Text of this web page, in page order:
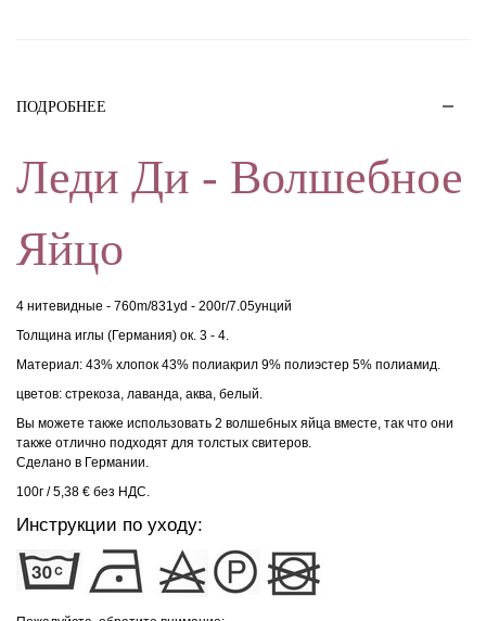
ПОДРОБНЕЕ
Леди Ди - Волшебное
Яйцо
4 нитевидные - 760m/831yd - 200г/7.05унций
Толщина иглы (Германия) ок. 3 - 4.
Материал: 43% хлопок 43% полиакрил 9% полиэстер 5% полиамид.
цветов: стрекоза, лаванда, аква, белый.
Вы можете также использовать 2 волшебных яйца вместе, так что они
также отлично подходят для толстых свитеров.
Сделано в Германии.
100г / 5,38 € без НДС.
Инструкции по уходу: